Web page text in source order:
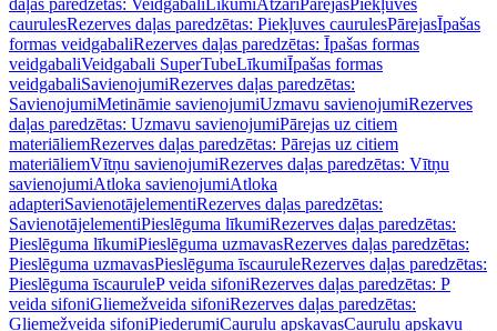
daļas paredzētas: Veidgabali LīkumiAtzari PārejasPiekļuves
caurulesRezerves daļas paredzētas: Piekļuves caurulesPārejasĪpašas
formas veidgabaliRezerves daļas paredzētas: Īpašas formas
veidgabaliVeidgabali SuperTubeLīkumiĪpašas formas
veidgabaliSavienojumiRezerves daļas paredzētas:
SavienojumiMetināmie savienojumiUzmavu savienojumiRezerves
daļas paredzētas: Uzmavu savienojumiPārejas uz citiem
materiāliemRezerves daļas paredzētas: Pārejas uz citiem
materiāliemVītņu savienojumiRezerves daļas paredzētas: Vītņu
savienojumiAtloka savienojumiAtloka
adapteriSavienotājelementiRezerves daļas paredzētas:
SavienotājelementiPieslēguma līkumiRezerves daļas paredzētas:
Pieslēguma līkumiPieslēguma uzmavasRezerves daļas paredzētas:
Pieslēguma uzmavasPieslēguma īscauruleRezerves daļas paredzētas:
Pieslēguma īscauruleP veida sifoniRezerves daļas paredzētas: P
veida sifoniGliemežveida sifoniRezerves daļas paredzētas:
Gliemežveida sifoniPiederumiCauruļu apskavasCauruļu apskavu